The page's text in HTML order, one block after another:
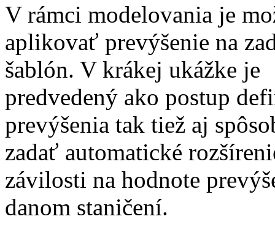
V rámci modelovania je
aplikovať prevýšenie na
šablón. V krákej ukážke je
predvedený ako postup
prevýšenia tak tiež aj
zadať automatické
závilosti na hodnote
danom staničení.